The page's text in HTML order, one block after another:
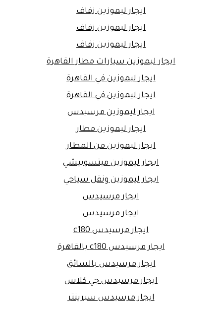
ايجار ليموزين زفاف
ايجار ليموزين زفاف
ايجار ليموزين زفاف
ايجار ليموزين سيارات مطار القاهرة
ايجار ليموزين في القاهرة
ايجار ليموزين في القاهرة
ايجار ليموزين مرسيدس
ايجار ليموزين مطار
ايجار ليموزين من المطار
ايجار ليموزين ميتسوبيشي
ايجار ليموزين ونقل سياحي
ايجار مرسيدس
ايجار مرسيدس
ايجار مرسيدس c180
ايجار مرسيدس c180 بالقاهرة
ايجار مرسيدس بالسائق
ايجار مرسيدس جي كلاس
ايجار مرسيدس سبرينتر